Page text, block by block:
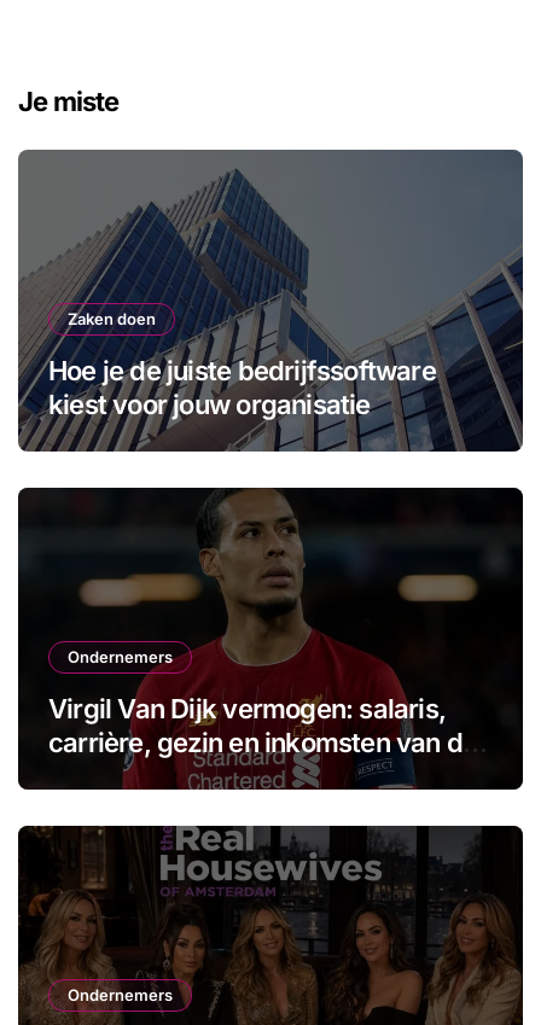
Je miste
Zaken doen
Hoe je de juiste bedrijfssoftware
kiest voor jouw organisatie
Ondernemers
Virgil Van Dijk vermogen: salaris,
carrière, gezin en inkomsten van de
aanvoerder
Ondernemers